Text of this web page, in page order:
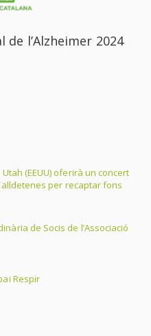
l’Alzheimer 2024
(EEUU) oferirà un concert
per recaptar fons
de Socis de l’Associació
Respir